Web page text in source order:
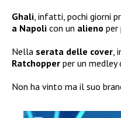
Ghali, infatti, pochi giorni
a Napoli con un alieno per
Nella serata delle cover,
Ratchopper per un
Non ha vinto ma il suo